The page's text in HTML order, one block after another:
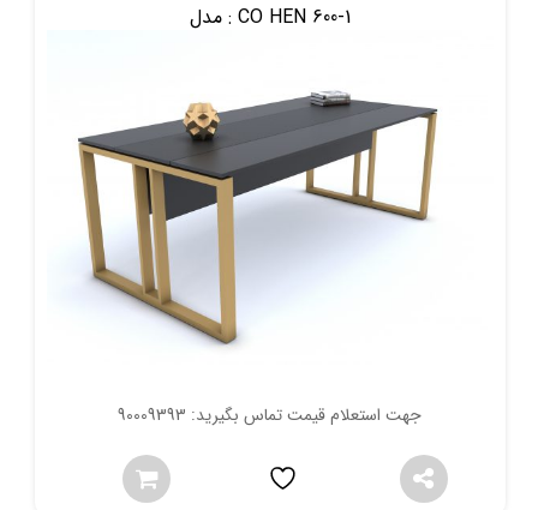
مدل : CO HEN 600-1
جهت استعلام قیمت تماس بگیرید: 90009393